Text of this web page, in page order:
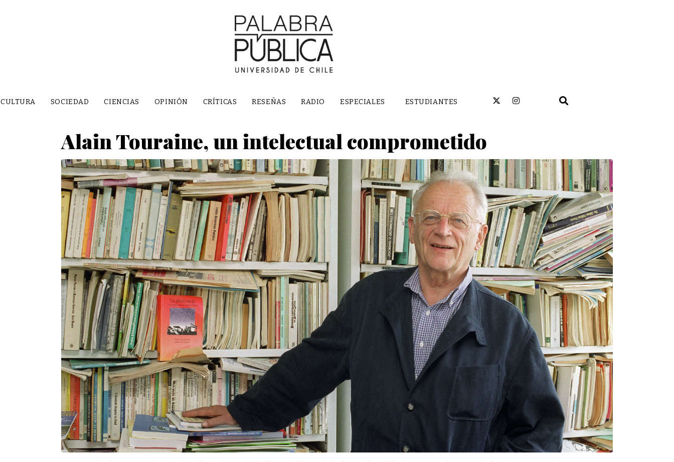
CULTURA SOCIEDAD CIENCIAS OPINIÓN CRÍTICAS RESEÑAS RADIO ESPECIALES ESTUDIANTES
Alain Touraine, un intelectual comprometido